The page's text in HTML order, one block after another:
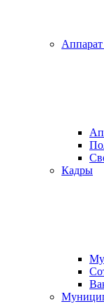
Аппарат
Кадры